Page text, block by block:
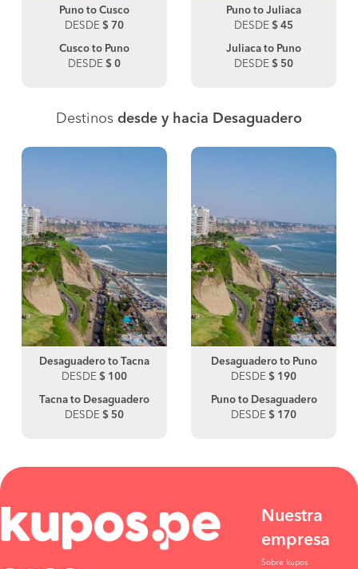
Puno to Cusco
DESDE $ 70
Cusco to Puno
DESDE $ 0
Puno to Juliaca
DESDE $ 45
Juliaca to Puno
DESDE $ 50
Destinos desde y hacia Desaguadero
Desaguadero to Tacna
DESDE $ 100
Tacna to Desaguadero
DESDE $ 50
Desaguadero to Puno
DESDE $ 190
Puno to Desaguadero
DESDE $ 170
Nuestra
empresa
Sobre kupos